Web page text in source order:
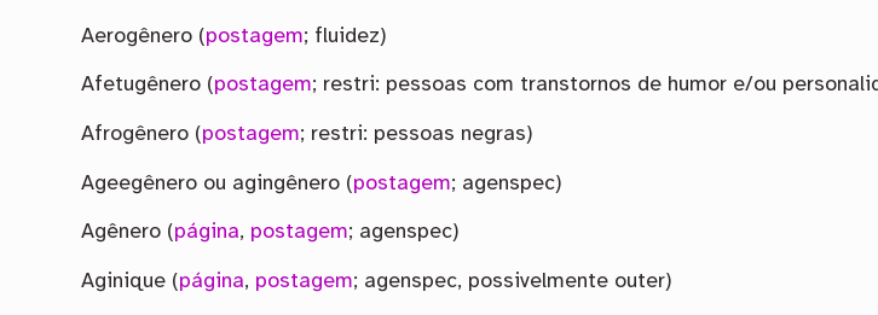
Aerogênero (postagem; fluidez)
Afetugênero (postagem; restri: pessoas com transtornos de humor e/ou
Afrogênero (postagem; restri: pessoas negras)
Ageegênero ou agingênero (postagem; agenspec)
Agênero (página, postagem; agenspec)
Aginique (página, postagem; agenspec, possivelmente outer)